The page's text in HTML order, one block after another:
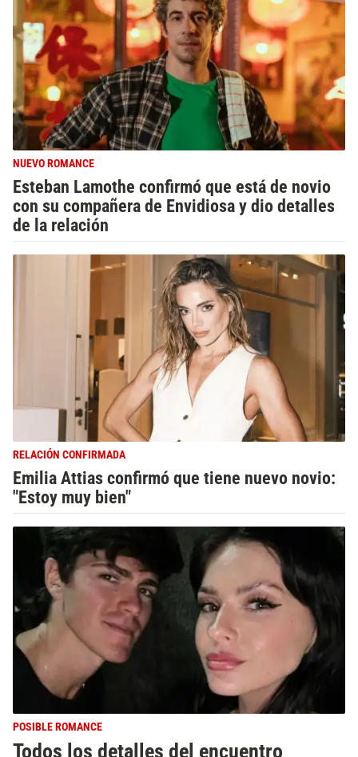
NUEVO ROMANCE
Esteban Lamothe confirmó que está de novio
con su compañera de Envidiosa y dio detalles
de la relación
RELACIÓN CONFIRMADA
Emilia Attias confirmó que tiene nuevo novio:
"Estoy muy bien"
POSIBLE ROMANCE
Todos los detalles del encuentro